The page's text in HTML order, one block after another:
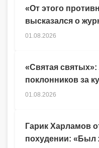
Гарик Харламов
похудении: «Был
«От этого
высказался о
01.08.2026
«Святая
поклонников за
01.08.2026